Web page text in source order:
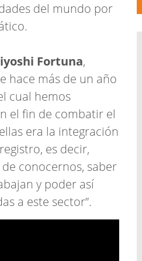
del mundo por
Fortuna,
hace más de un año
cual hemos
el fin de combatir el
era la integración
es decir,
conocernos, saber
y poder así
a este sector”.